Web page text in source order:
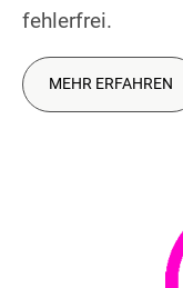
fehlerfrei.
MEHR ERFAHREN